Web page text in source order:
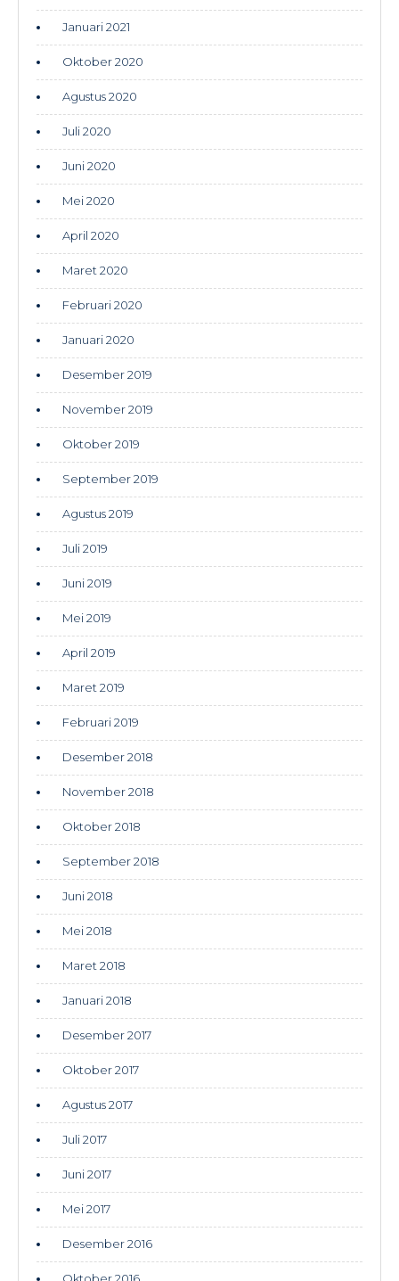
Januari 2021
Oktober 2020
Agustus 2020
Juli 2020
Juni 2020
Mei 2020
April 2020
Maret 2020
Februari 2020
Januari 2020
Desember 2019
November 2019
Oktober 2019
September 2019
Agustus 2019
Juli 2019
Juni 2019
Mei 2019
April 2019
Maret 2019
Februari 2019
Desember 2018
November 2018
Oktober 2018
September 2018
Juni 2018
Mei 2018
Maret 2018
Januari 2018
Desember 2017
Oktober 2017
Agustus 2017
Juli 2017
Juni 2017
Mei 2017
Desember 2016